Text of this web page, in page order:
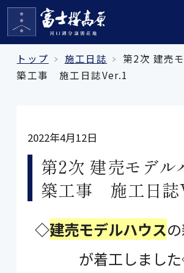
トップ 施工日誌
第2次 建売
築工事 施工日誌Ver.1
2022年4月12日
第2次 建売モデル
築工事 施工日
◇建売モデルハウス
が着工しまし